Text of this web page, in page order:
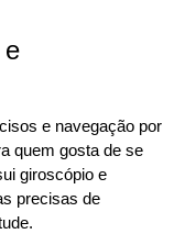
e
e navegação por
quem gosta de se
giroscópio e
precisas de